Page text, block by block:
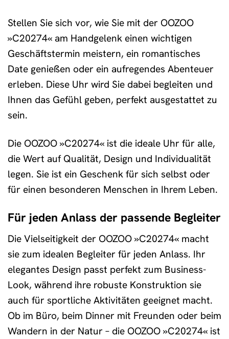
Stellen Sie sich vor, wie Sie mit der OOZOO
»C20274« am Handgelenk einen wichtigen
Geschäftstermin meistern, ein romantisches
Date genießen oder ein aufregendes Abenteuer
erleben. Diese Uhr wird Sie dabei begleiten und
Ihnen das Gefühl geben, perfekt ausgestattet zu
sein.
Die OOZOO »C20274« ist die ideale Uhr für alle,
die Wert auf Qualität, Design und Individualität
legen. Sie ist ein Geschenk für sich selbst oder
für einen besonderen Menschen in Ihrem Leben.
Für jeden Anlass der passende Begleiter
Die Vielseitigkeit der OOZOO »C20274« macht
sie zum idealen Begleiter für jeden Anlass. Ihr
elegantes Design passt perfekt zum Business-
Look, während ihre robuste Konstruktion sie
auch für sportliche Aktivitäten geeignet macht.
Ob im Büro, beim Dinner mit Freunden oder beim
Wandern in der Natur – die OOZOO »C20274« ist